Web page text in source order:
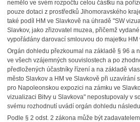
nemělo ve svém rozpočtu celou částku na
pouze dotaci z prostředků Jihomoravského
také podíl HM ve Slavkově na úhradě "SW
Slavkov, jako zřizovatel muzea, přičemž
vypořádány darovací smlouvou do majetku HM
Orgán dohledu přezkoumal na základě § 96 a
ve všech vzájemných souvislostech a po
předložených účastníky řízení a na základě
město Slavkov a HM ve Slavkově při uzavírání
pro Napoleonskou expozici na zámku ve
vizualizaci Bitvy u Slavkova" nepostupovaly v
svému rozhodnutí uvádí orgán dohledu
Podle § 2 odst. 2 zákona může být